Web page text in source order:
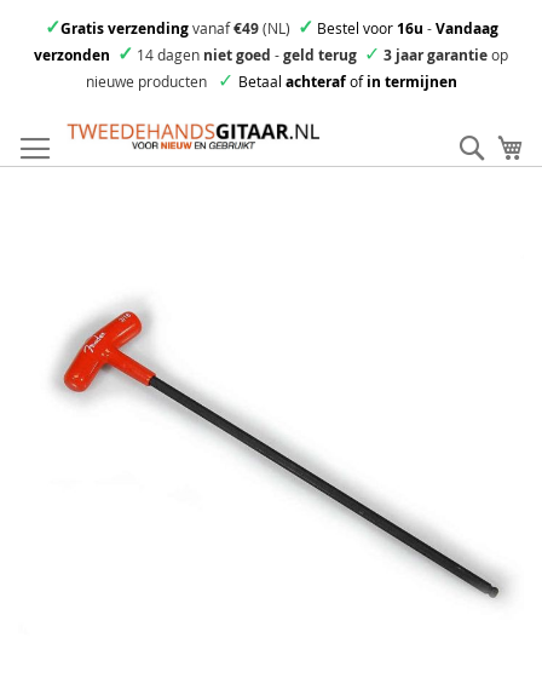
✓Gratis verzendingvanaf€49(NL) ✓ Bestel voor16u -Vandaag
verzonden ✓ 14 dagen niet goed -geld terug ✓ 3 jaar garantieop
nieuwe producten
✓ Betaal achterafofin termijnen
direct
door
images
gallery